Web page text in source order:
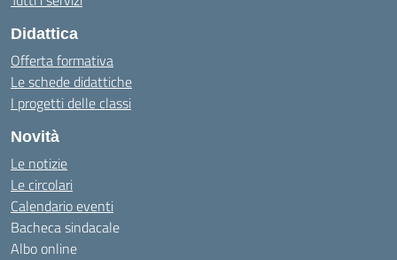
Didattica
Offerta formativa
Le schede didattiche
I progetti delle classi
Novità
Le notizie
Le circolari
Calendario eventi
Bacheca sindacale
Albo online